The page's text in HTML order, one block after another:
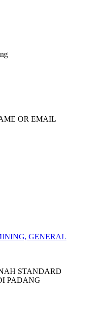
OR EMAIL
GENERAL
STANDARD
PADANG